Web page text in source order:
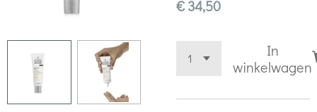
€ 34,50
In
winkelwagen